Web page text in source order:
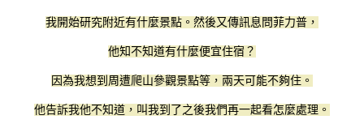
我開始研究附近有什麼景點。然後又傳訊息問菲力普，
他知不知道有什麼便宜住宿？
因為我想到周遭爬山參觀景點等，兩天可能不夠住。
他告訴我他不知道，叫我到了之後我們再一起看怎麼處理。